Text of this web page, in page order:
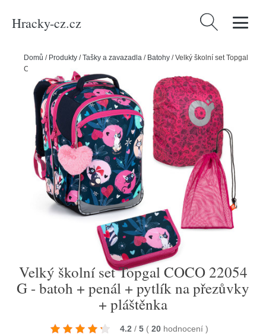
Hracky-cz.cz Vyhledávání
Domů / Produkty /Tašky a zavazadla / Batohy /Velký školní set Topgal
COCO 22054 G - batoh + penál + pytlík na přezůvky + pláštěnka
Velký školní set Topgal COCO 22054
G - batoh + penál + pytlík na přezůvky
+ pláštěnka
4.2 / 5 ( 20 hodnocení )